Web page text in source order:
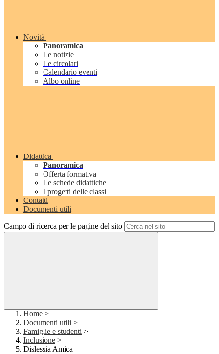
Novità
Panoramica
Le notizie
Le circolari
Calendario eventi
Albo online
Didattica
Panoramica
Offerta formativa
Le schede didattiche
I progetti delle classi
Contatti
Documenti utili
Campo di ricerca per le pagine del sito
Home >
Documenti utili >
Famiglie e studenti >
Inclusione >
Dislessia Amica